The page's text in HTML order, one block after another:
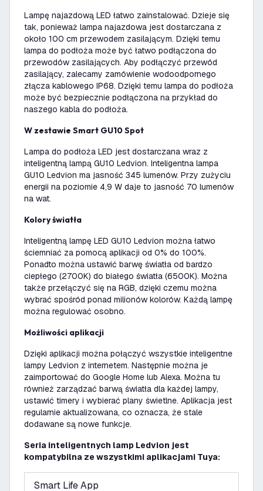
Lampę najazdową LED łatwo zainstalować. Dzieje się
tak, ponieważ lampa najazdowa jest dostarczana z
około 100 cm przewodem zasilającym. Dzięki temu
lampa do podłoża może być łatwo podłączona do
przewodów zasilających. Aby podłączyć przewód
zasilający, zalecamy zamówienie wodoodpornego
złącza kablowego IP68. Dzięki temu lampa do podłoża
może być bezpiecznie podłączona na przykład do
naszego kabla do podłoża.
W zestawie Smart GU10 Spot
Lampa do podłoża LED jest dostarczana wraz z
inteligentną lampą GU10 Ledvion. Inteligentna lampa
GU10 Ledvion ma jasność 345 lumenów. Przy zużyciu
energii na poziomie 4,9 W daje to jasność 70 lumenów
na wat.
Kolory światła
Inteligentną lampę LED GU10 Ledvion można łatwo
ściemniać za pomocą aplikacji od 0% do 100%.
Ponadto można ustawić barwę światła od bardzo
ciepłego (2700K) do białego światła (6500K). Można
także przełączyć się na RGB, dzięki czemu można
wybrać spośród ponad milionów kolorów. Każdą lampę
można regulować osobno.
Możliwości aplikacji
Dzięki aplikacji można połączyć wszystkie inteligentne
lampy Ledvion z internetem. Następnie można je
zaimportować do Google Home lub Alexa. Można tu
również zarządzać barwą światła dla każdej lampy,
ustawić timery i wybierać plany świetlne. Aplikacja jest
regularnie aktualizowana, co oznacza, że stale
dodawane są nowe funkcje.
Seria inteligentnych lamp Ledvion jest
kompatybilna ze wszystkimi aplikacjami Tuya:
Smart Life App